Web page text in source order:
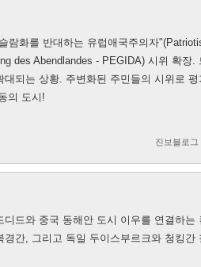
람화를 반대하는 유럽애국주의자
des Abendlandes - PEGIDA) 시위 확장
대되는 상황. 주변화된 주민들의 시위로
의 도시!
진보블로그
디드와 중국 동해안 도시 이우를 연결하
경간, 그리고 독일 두이스부르크와 청킹간